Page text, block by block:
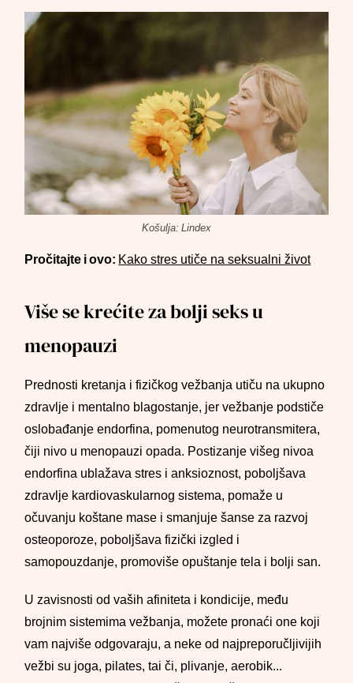
Košulja: Lindex
Pročitajte i ovo: Kako stres utiče na seksualni život
Više se krećite za bolji seks u
menopauzi
Prednosti kretanja i fizičkog vežbanja utiču na ukupno
zdravlje i mentalno blagostanje, jer vežbanje podstiče
oslobađanje endorfina, pomenutog neurotransmitera,
čiji nivo u menopauzi opada. Postizanje višeg nivoa
endorfina ublažava stres i anksioznost, poboljšava
zdravlje kardiovaskularnog sistema, pomaže u
očuvanju koštane mase i smanjuje šanse za razvoj
osteoporoze, poboljšava fizički izgled i
samopouzdanje, promoviše opuštanje tela i bolji san.
U zavisnosti od vaših afiniteta i kondicije, među
brojnim sistemima vežbanja, možete pronaći one koji
vam najviše odgovaraju, a neke od najpreporučljivijih
vežbi su joga, pilates, tai či, plivanje, aerobik...